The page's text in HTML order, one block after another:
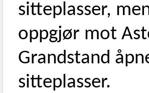
sitteplasser,
oppgjør mot
Grandstand
sitteplasser.